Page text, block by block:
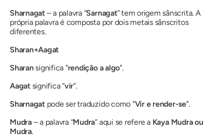
Sharnagat– a palavra “Sarnagat” tem origem sânscrita. A
própria palavra é composta por dois metais sânscritos
diferentes.
Sharan+Aagat
Sharansignifica "rendição a algo".
Aagatsignifica “vir”.
Sharnagatpode ser traduzido como "Vir e render-se".
Mudra– a palavra “Mudra” aqui se refere a Kaya Mudraou
Mudra.